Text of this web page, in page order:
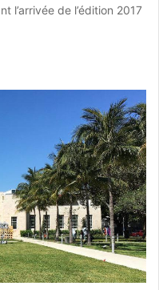
l’arrivée de l’édition 2017